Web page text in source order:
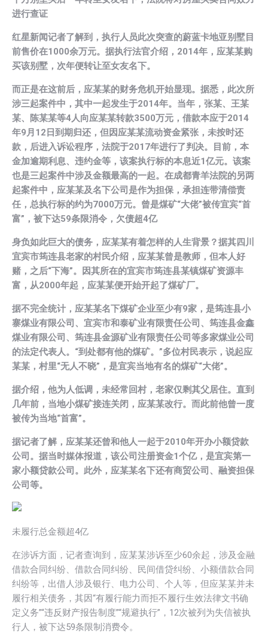
进行查证
红星新闻记者了解到，执行人员此次突查的蔚蓝卡地亚别墅目
前售价在1000余万元。据执行法官介绍，2014年，应某某购
买该别墅，次年便转让至女友名下。
而正是在这前后，应某某的财务危机开始显现。据悉，此次所
涉三起案件中，其中一起发生于2014年。当年，张某、王某
某、陈某某等4人向应某某转款3500万元，借款本应于2014
年9月12日到期归还，但因应某某流动资金紧张，未按时还
款，后进入诉讼程序，法院于2017年进行了判决。目前，本
金加逾期利息、违约金等，该案执行标的本息近1亿元。该案
也是三起案件中涉及金额最高的一起。在成都青羊法院的另两
起案件中，应某某及名下公司是作为担保，承担连带清偿责
任，总执行标的约为7000万元。曾是煤矿“大佬”被传宜宾“首
富”，被下达59条限消令，欠债超4亿
身负如此巨大的债务，应某某有着怎样的人生背景？据其四川
宜宾市筠连县老家的村民介绍，应某某曾是教师，但本人好
赌，之后“下海”。因其所在的宜宾市筠连县某镇煤矿资源丰
富，从2000年起，应某某便开始开起了煤矿厂。
据不完全统计，应某某名下煤矿企业至少有9家，是筠连县小
寨煤业有限公司、宜宾市和泰矿业有限责任公司、筠连县金鑫
煤业有限公司、筠连县金源矿业有限责任公司等多家煤业公司
的法定代表人。“到处都有他的煤矿。”多位村民表示，说起应
某某，村里“无人不晓”，是宜宾当地有名的煤矿“大佬”。
据介绍，他为人低调，未经常回村，老家仅剩其父居住。直到
几年前，当地小煤矿接连关闭，应某某改行。而此前他曾一度
被传为当地“首富”。
据记者了解，应某某还曾和他人一起于2010年开办小额贷款
公司。据当时媒体报道，该公司注册资金1个亿，是宜宾第一
家小额贷款公司。此外，应某某名下还有商贸公司、融资担保
公司等。
未履行总金额超4亿
在涉诉方面，记者查询到，应某某涉诉至少60余起，涉及金融
借款合同纠纷、借款合同纠纷、民间借贷纠纷、小额借款合同
纠纷等，出借人涉及银行、电力公司、个人等，但应某某并未
履行相关债务，其因“有履行能力而拒不履行生效法律文书确
定义务”“违反财产报告制度”“规避执行”，12次被列为失信被执
行人，被下达59条限制消费令。